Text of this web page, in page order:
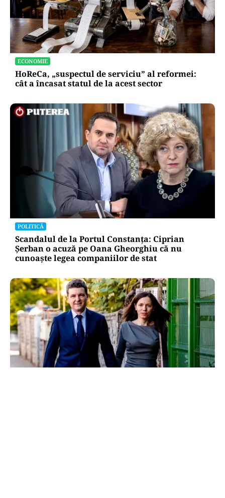
ECONOMIE
HoReCa, „suspectul de serviciu” al reformei:
cât a încasat statul de la acest sector
POLITICĂ
Scandalul de la Portul Constanța: Ciprian
Șerban o acuză pe Oana Gheorghiu că nu
cunoaște legea companiilor de stat